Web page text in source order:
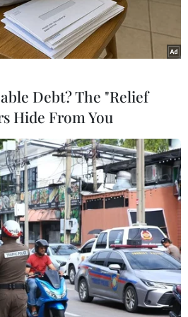
Rodriguez. (Nguồn: AFP/TTXVN)
tại La Habana, trong
ngày 19/6, Ngoại
đã nhấn mạnh
thoại một cách tôn trọng và
với Mỹ, cũng như đàm
Debt? The "Relief
Hide From You